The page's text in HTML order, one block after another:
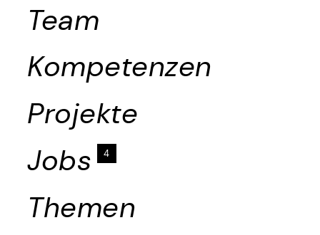
Team
Kompetenzen
Projekte
Jobs
4
Themen